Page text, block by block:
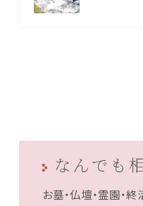
なんでも
お墓・仏壇・霊園・